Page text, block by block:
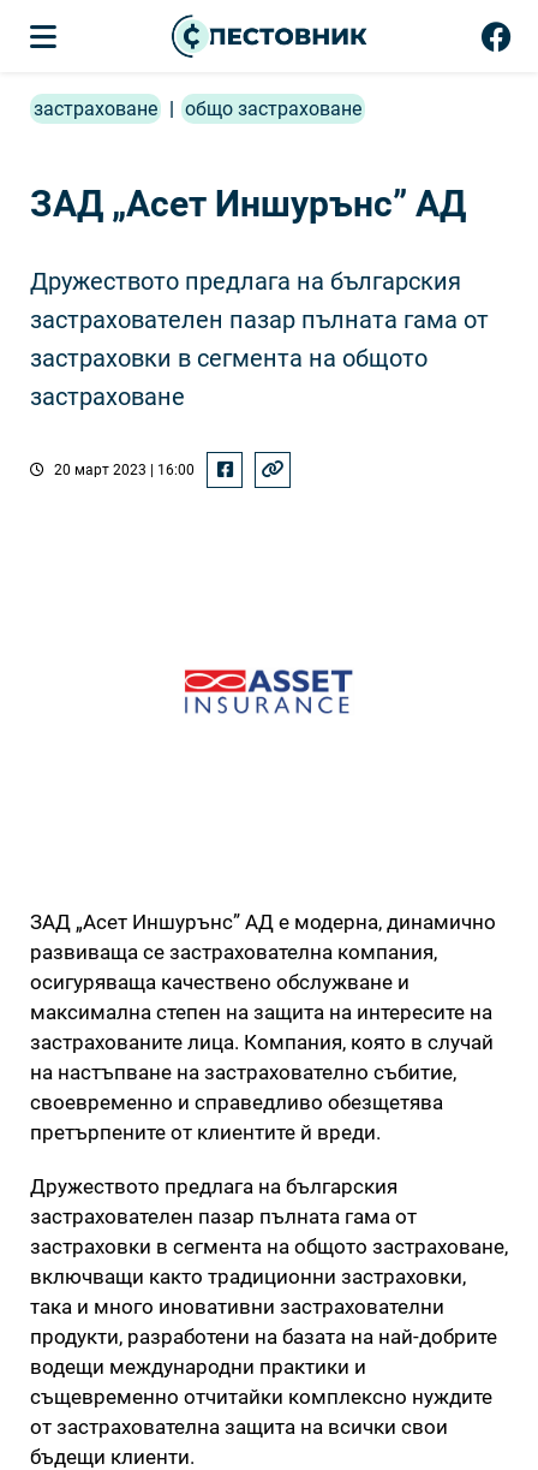
застраховане | общо застраховане
ЗАД „Асет Иншурънс” АД
Дружеството предлага на българския
застрахователен пазар пълната гама от
застраховки в сегмента на общото
застраховане
20 март 2023 | 16:00
ЗАД „Асет Иншурънс” АД е модерна, динамично
развиваща се застрахователна компания,
осигуряваща качествено обслужване и
максимална степен на защита на интересите на
застрахованите лица. Компания, която в случай
на настъпване на застрахователно събитие,
своевременно и справедливо обезщетява
претърпените от клиентите й вреди.
Дружеството предлага на българския
застрахователен пазар пълната гама от
застраховки в сегмента на общото застраховане,
включващи както традиционни застраховки,
така и много иновативни застрахователни
продукти, разработени на базата на най-добрите
водещи международни практики и
същевременно отчитайки комплексно нуждите
от застрахователна защита на всички свои
бъдещи клиенти.